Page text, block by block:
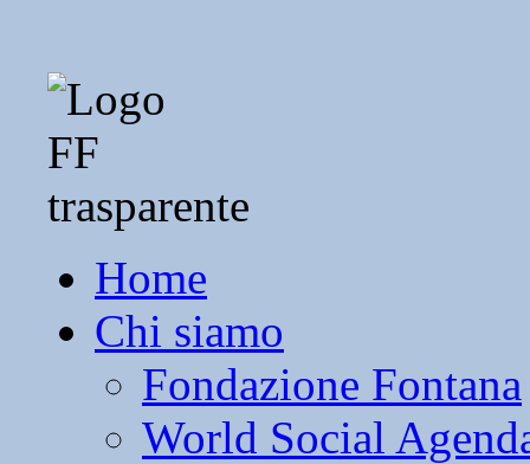
Home
Chi siamo
Fondazione Fontana
World Social